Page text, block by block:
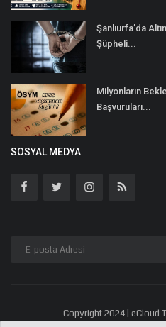
Şanlıurfa’da
Şüpheli...
Milyonların
Başvuruları...
SOSYAL MEDYA
Copyright 2024 | eCloud